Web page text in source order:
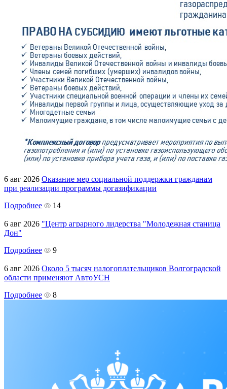
6 авг 2026 Оказание мер социальной поддержки гражданам
при реализации программы догазификации
Подробнее
14
6 авг 2026 "Центр аграрного лидерства "Молодежная станица
Дон"
Подробнее
9
6 авг 2026 Около 5 тысяч налогоплательщиков Волгоградской
области применяют АвтоУСН
Подробнее
8